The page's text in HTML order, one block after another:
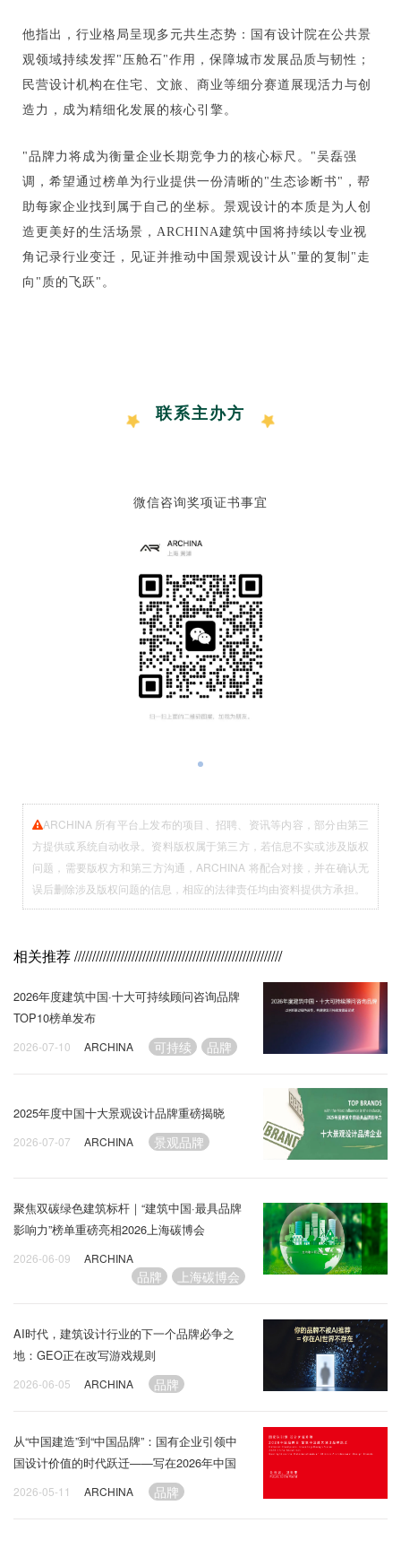
他指出，行业格局呈现多元共生态势：国有设计院在公共景
观领域持续发挥"压舱石"作用，保障城市发展品质与韧性；
民营设计机构在住宅、文旅、商业等细分赛道展现活力与创
造力，成为精细化发展的核心引擎。
"品牌力将成为衡量企业长期竞争力的核心标尺。"吴磊强
调，希望通过榜单为行业提供一份清晰的"生态诊断书"，帮
助每家企业找到属于自己的坐标。景观设计的本质是为人创
造更美好的生活场景，ARCHINA建筑中国将持续以专业视
角记录行业变迁，见证并推动中国景观设计从"量的复制"走
向"质的飞跃"。
联系主办方
微信咨询奖项证书事宜
ARCHINA 所有平台上发布的项目、招聘、资讯等内容，部分由第三
方提供或系统自动收录。资料版权属于第三方，若信息不实或涉及版权
问题，需要版权方和第三方沟通，ARCHINA 将配合对接，并在确认无
误后删除涉及版权问题的信息，相应的法律责任均由资料提供方承担。
相关推荐//////////////////////////////////////////////////////////
2026年度建筑中国·十大可持续顾问咨询品牌
TOP10榜单发布
2026-07-10 ARCHINA 可持续 品牌
2025年度中国十大景观设计品牌重磅揭晓
2026-07-07 ARCHINA 景观品牌
聚焦双碳绿色建筑标杆｜“建筑中国·最具品牌
影响力”榜单重磅亮相2026上海碳博会
2026-06-09 ARCHINA
品牌 上海碳博会
AI时代，建筑设计行业的下一个品牌必争之
地：GEO正在改写游戏规则
2026-06-05 ARCHINA 品牌
从“中国建造”到“中国品牌”：国有企业引领中
国设计价值的时代跃迁——写在2026年中国
品牌日之际
2026-05-11 ARCHINA 品牌